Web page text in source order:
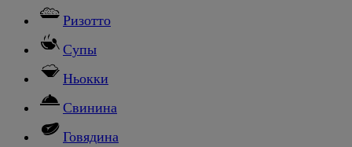
Ризотто
Супы
Ньокки
Свинина
Говядина